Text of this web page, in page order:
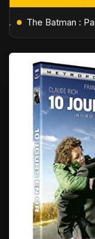
L'Âge de Glace : Le Réveil du Volcan – Manny, Sid et Diego de retour pour une aventure explosive